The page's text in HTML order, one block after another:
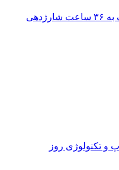
بررسی لپ‌تاپ Dell 14S؛ نزدیک به ۳۶ ساعت شارژدهی